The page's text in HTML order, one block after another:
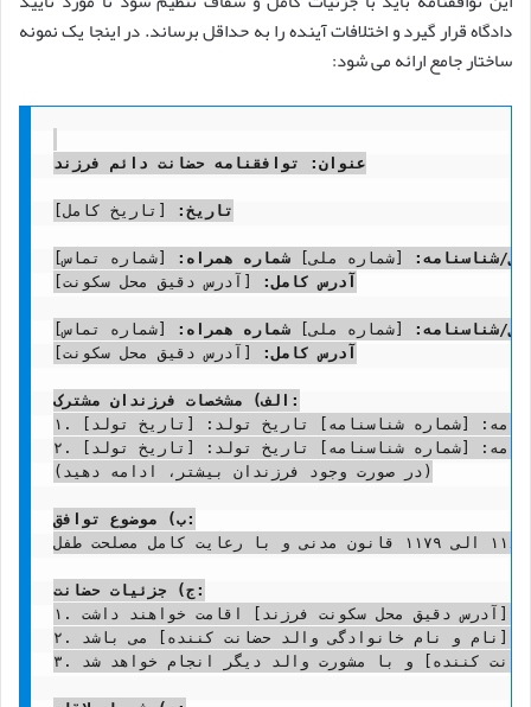
دادگاه قرار گیرد و اختلافات آینده را به حداقل برساند. در اینجا یک نمونه
ساختار جامع ارائه می شود:
عنوان: توافقنامه حضانت دائم فرزند
تاریخ: [تاریخ کامل]
شناسنامه: [شماره ملی] شماره همراه:
آدرس کامل:
[آدرس دقیق محل سکونت]
شناسنامه: [شماره ملی] شماره همراه:
آدرس کامل:
[آدرس دقیق محل سکونت]
الف) مشخصات فرزندان مشترک:
۱. نام: [نام فرزند] نام خانوادگی: [نام خانوادگی فرزند] شماره شناسنامه: [شماره شناسنامه] تاریخ تولد: [تاریخ تولد]
۲. نام: [نام فرزند] نام خانوادگی: [نام خانوادگی فرزند] شماره شناسنامه: [شماره شناسنامه] تاریخ تولد: [تاریخ تولد]
(در صورت وجود فرزندان بیشتر، ادامه دهید)
ب) موضوع توافق:
واگذاری حضانت دائم فرزند/فرزندان مشترک ذکر شده در بند الف فوق به [نام و نام خانوادگی والد حضانت کننده]، مطابق با مواد ۱۱۶۸ الی ۱۱۷۹ قانون مدنی و با رعایت کامل مصلحت طفل.
ج) جزئیات حضانت:
۱. دقیق محل سکونت فرزند] اقامت خواهند داشت.
۲. [نام و نام خانوادگی والد حضانت کننده] می باشد.
۳. کننده] و با مشورت والد دیگر انجام خواهد شد.